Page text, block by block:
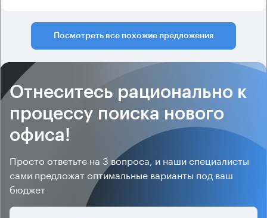
Посмотреть все похожие предложения
Отнеситесь рационально к
процессу поиска нового
офиса!
Просто ответьте на 3 вопроса, и наши специалисты
сами предложат оптимальные варианты под ваш
бюджет